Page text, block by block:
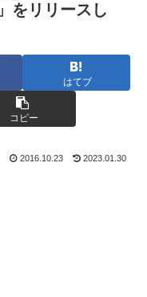
をリリースし
はてブ
コピー
2016.10.23 2023.01.30